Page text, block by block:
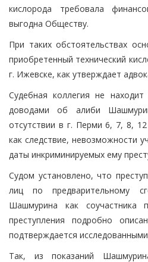
кислорода требовала
выгодна Обществу.
При таких обстоятельствах
приобретенный технический
г. Ижевске, как утверждает
Судебная коллегия не находит
доводами об алиби
отсутствии в г. Перми 6, 7, 8,
как следствие, невозможности
даты инкриминируемых ему
Судом установлено, что
лиц по предварительному
Шашмурина как соучастника
преступления подробно
подтверждается
Так, из показаний